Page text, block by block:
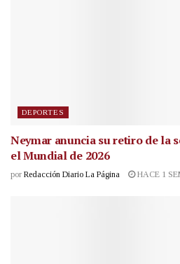
DEPORTES
Neymar anuncia su retiro de la
el Mundial de 2026
por Redacción Diario La Página HACE 1